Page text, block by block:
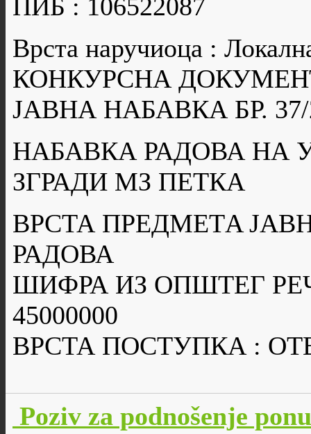
ПИБ : 106522087
Врста наручиоца :
КОНКУРСНА
ЈАВНА НАБАВКА БР. 37/
НАБАВКА РАДОВА НА
ЗГРАДИ МЗ ПЕТКА
ВРСТА ПРЕДМЕТA
РАДОВА
ШИФРА ИЗ ОПШТЕГ
45000000
ВРСТА ПОСТУПКА :
Poziv za podnošenje